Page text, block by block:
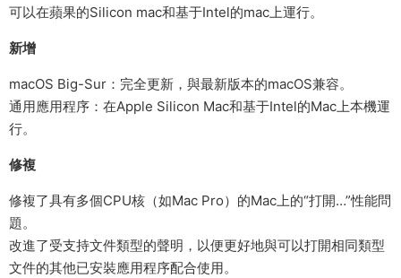
可以在蘋果的Silicon mac和基于Intel的mac上運行。
新增
macOS Big-Sur：完全更新，與最新版本的macOS兼容。
通用應用程序：在Apple Silicon Mac和基于Intel的Mac上本機運
行。
修複
修複了具有多個CPU核（如Mac Pro）的Mac上的“打開…”性能問
題。
改進了受支持文件類型的聲明，以便更好地與可以打開相同類型
文件的其他已安裝應用程序配合使用。